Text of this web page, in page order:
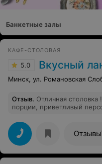
Банкетные залы
КАФЕ-СТОЛОВАЯ
5.0 Вкусный
Минск, ул. Романовская
Отзыв. Отличная
порции, приветливый
Отзывы